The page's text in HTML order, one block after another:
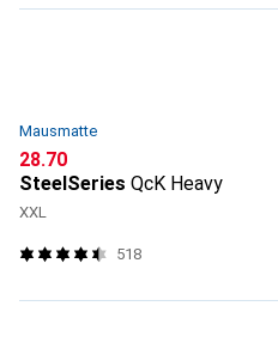
Mausmatte
CHF
28.70
SteelSeries QcK Heavy
XXL
518